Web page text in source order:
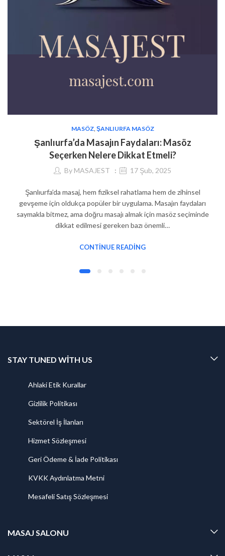
MASÖZ, ŞANLIURFA MASÖZ
Şanlıurfa’da Masajın Faydaları: Masöz
Seçerken Nelere Dikkat Etmeli?
By MASAJEST 17 Şub, 2025
Şanlıurfa’da masaj, hem fiziksel rahatlama hem de zihinsel
gevşeme için oldukça popüler bir uygulama. Masajın faydaları
saymakla bitmez, ama doğru masajı almak için masöz seçiminde
dikkat edilmesi gereken bazı önemli…
CONTINUE READING
STAY TUNED WITH US
Ahlaki Etik Kurallar
Gizlilik Politikası
Sektörel İş İlanları
Hizmet Sözleşmesi
Geri Ödeme & İade Politikası
KVKK Aydınlatma Metni
Mesafeli Satış Sözleşmesi
MASAJ SALONU